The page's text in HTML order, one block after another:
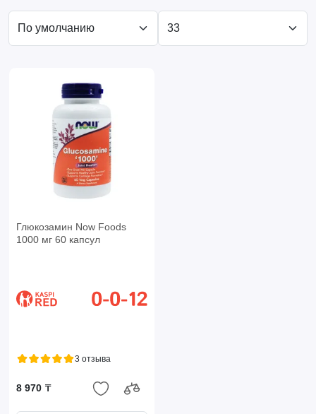
Глюкозамин Now Foods
1000 мг 60 капсул
3 отзыва
8 970 ₸